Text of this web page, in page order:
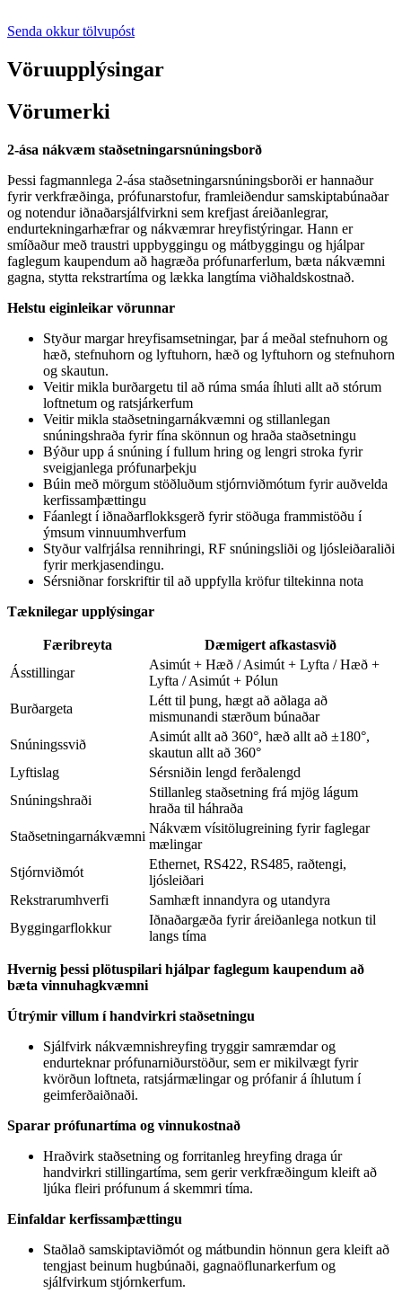
Senda okkur tölvupóst
Vöruupplýsingar
Vörumerki
2-ása nákvæm staðsetningarsnúningsborð
Þessi fagmannlega 2-ása staðsetningarsnúningsborði er hannaður
fyrir verkfræðinga, prófunarstofur, framleiðendur samskiptabúnaðar
og notendur iðnaðarsjálfvirkni sem krefjast áreiðanlegrar,
endurtekningarhæfrar og nákvæmrar hreyfistýringar. Hann er
smíðaður með traustri uppbyggingu og mátbyggingu og hjálpar
faglegum kaupendum að hagræða prófunarferlum, bæta nákvæmni
gagna, stytta rekstrartíma og lækka langtíma viðhaldskostnað.
Helstu eiginleikar vörunnar
Styður margar hreyfisamsetningar, þar á meðal stefnuhorn og
hæð, stefnuhorn og lyftuhorn, hæð og lyftuhorn og stefnuhorn
og skautun.
Veitir mikla burðargetu til að rúma smáa íhluti allt að stórum
loftnetum og ratsjárkerfum
Veitir mikla staðsetningarnákvæmni og stillanlegan
snúningshraða fyrir fína skönnun og hraða staðsetningu
Býður upp á snúning í fullum hring og lengri stroka fyrir
sveigjanlega prófunarþekju
Búin með mörgum stöðluðum stjórnviðmótum fyrir auðvelda
kerfissamþættingu
Fáanlegt í iðnaðarflokksgerð fyrir stöðuga frammistöðu í
ýmsum vinnuumhverfum
Styður valfrjálsa rennihringi, RF snúningsliði og ljósleiðaraliði
fyrir merkjasendingu.
Sérsniðnar forskriftir til að uppfylla kröfur tiltekinna nota
Tæknilegar upplýsingar
Færibreyta
Dæmigert afkastasvið
Ásstillingar
Asimút + Hæð / Asimút + Lyfta / Hæð +
Lyfta / Asimút + Pólun
Burðargeta
Létt til þung, hægt að aðlaga að
mismunandi stærðum búnaðar
Snúningssvið
Asimút allt að 360°, hæð allt að ±180°,
skautun allt að 360°
Lyftislag
Sérsniðin lengd ferðalengd
Snúningshraði
Stillanleg staðsetning frá mjög lágum
hraða til háhraða
Staðsetningarnákvæmni
Nákvæm vísitölugreining fyrir faglegar
mælingar
Stjórnviðmót
Ethernet, RS422, RS485, raðtengi,
ljósleiðari
Rekstrarumhverfi
Samhæft innandyra og utandyra
Byggingarflokkur
Iðnaðargæða fyrir áreiðanlega notkun til
langs tíma
Hvernig þessi plötuspilari hjálpar faglegum kaupendum að
bæta vinnuhagkvæmni
Útrýmir villum í handvirkri staðsetningu
Sjálfvirk nákvæmnishreyfing tryggir samræmdar og
endurteknar prófunarniðurstöður, sem er mikilvægt fyrir
kvörðun loftneta, ratsjármælingar og prófanir á íhlutum í
geimferðaiðnaði.
Sparar prófunartíma og vinnukostnað
Hraðvirk staðsetning og forritanleg hreyfing draga úr
handvirkri stillingartíma, sem gerir verkfræðingum kleift að
ljúka fleiri prófunum á skemmri tíma.
Einfaldar kerfissamþættingu
Staðlað samskiptaviðmót og mátbundin hönnun gera kleift að
tengjast beinum hugbúnaði, gagnaöflunarkerfum og
sjálfvirkum stjórnkerfum.